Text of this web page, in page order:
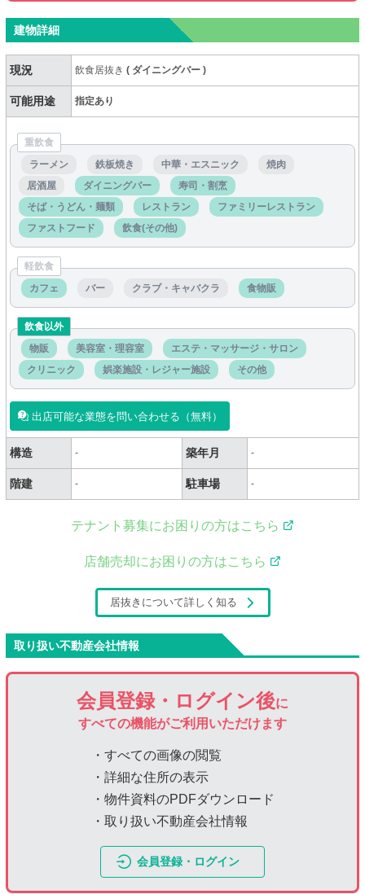
建物詳細
現況 飲食居抜き( ダイニングバー)
可能用途 指定あり
重飲食
ラーメン
鉄板焼き 中華・エスニック
焼肉
居酒屋
ダイニングバー
寿司・割烹
そば・うどん・麺類
レストラン
ファミリーレストラン
ファストフード
飲食(その他)
軽飲食
カフェ
バー クラブ・キャバクラ 食物販
飲食以外
物販
美容室・理容室
エステ・マッサージ・サロン
クリニック
娯楽施設・レジャー施設 その他
出店可能な業態を問い合わせる（無料）
構造 - 築年月 -
階建 - 駐車場 -
テナント募集にお困りの方はこちら
店舗売却にお困りの方はこちら
居抜きについて詳しく知る
取り扱い不動産会社情報
会員登録・ログイン後に
すべての機能がご利用いただけます
・すべての画像の閲覧
・詳細な住所の表示
・物件資料のPDFダウンロード
・取り扱い不動産会社情報
会員登録・ログイン